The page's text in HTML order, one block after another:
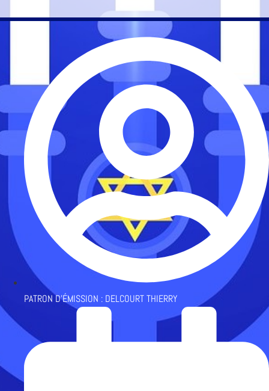
PATRON D'ÉMISSION : DELCOURT THIERRY